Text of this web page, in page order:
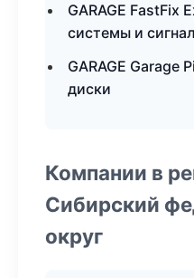
GARAGE
системы и
GARAGE
диски
Компании в
Сибирский
округ